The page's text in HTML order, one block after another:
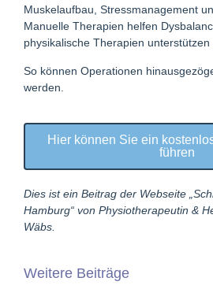
Muskelaufbau, Stressmanagement
Manuelle Therapien helfen
physikalische Therapien
So können Operationen
werden.
Hier können Sie ein
führen
Dies ist ein Beitrag der Webseite
Hamburg“ von Physiotherapeutin &
Wäbs.
Weitere Beiträge